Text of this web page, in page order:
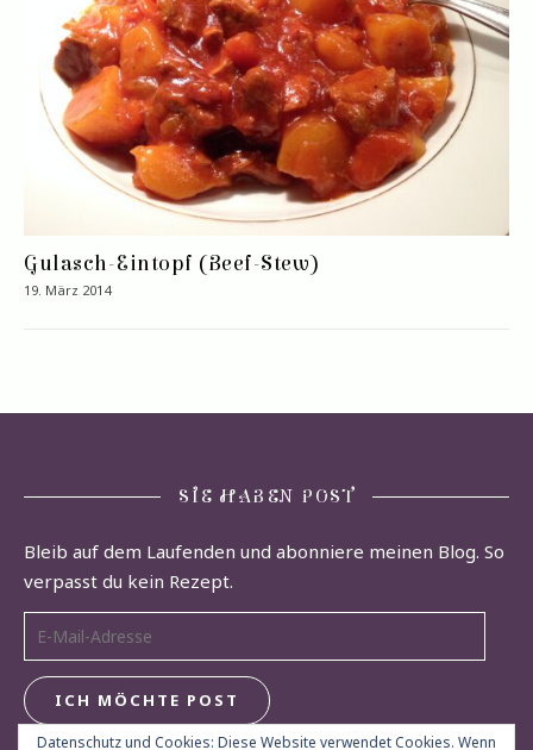
Gulasch-Eintopf (Beef-Stew)
19. März 2014
SIE HABEN POST
Bleib auf dem Laufenden und abonniere meinen Blog. So
verpasst du kein Rezept.
E-Mail-Adresse
ICH MÖCHTE POST
Datenschutz und Cookies: Diese Website verwendet Cookies. Wenn